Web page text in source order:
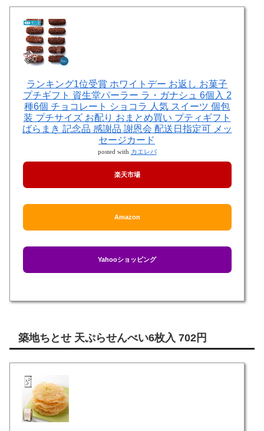
ランキング1位受賞 ホワイトデー お返し お菓子
プチギフト 資生堂パーラー ラ・ガナシュ 6個入 2
種6個 チョコレート ショコラ 人気 スイーツ 個包
装 プチサイズ お配り おまとめ買い プティギフト
ばらまき 記念品 感謝品 謝恩会 配送日指定可 メッ
セージカード
posted with カエレバ
楽天市場
Amazon
Yahooショッピング
築地ちとせ 天ぷらせんべい6枚入 702円